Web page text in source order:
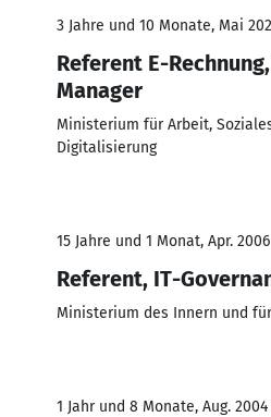
3 Jahre und 10 Monate, Mai
Referent E-
Manager
Ministerium für Arbeit,
Digitalisierung
15 Jahre und 1 Monat, Apr.
Referent, IT-
Ministerium des Innern und
1 Jahr und 8 Monate, Aug.